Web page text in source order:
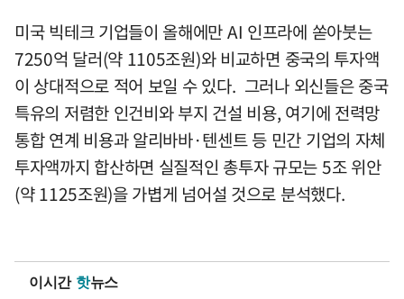
미국 빅테크 기업들이 올해에만 AI 인프라에 쏟아붓는
7250억 달러(약 1105조원)와 비교하면 중국의 투자액
이 상대적으로 적어 보일 수 있다. 그러나 외신들은 중국
특유의 저렴한 인건비와 부지 건설 비용, 여기에 전력망
통합 연계 비용과 알리바바·텐센트 등 민간 기업의 자체
투자액까지 합산하면 실질적인 총투자 규모는 5조 위안
(약 1125조원)을 가볍게 넘어설 것으로 분석했다.
이시간 핫뉴스